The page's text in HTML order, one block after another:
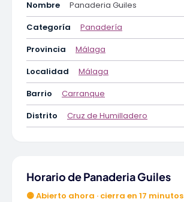
Nombre
Panaderia Guiles
Categoría
Panadería
Provincia
Málaga
Localidad
Málaga
Barrio
Carranque
Distrito
Cruz de Humilladero
Horario de Panaderia Guiles
🟡 Abierto ahora · cierra en 17 minutos